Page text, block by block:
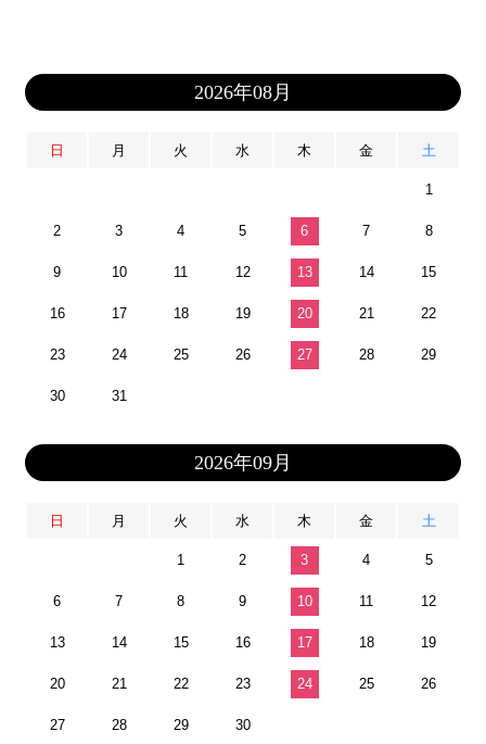
2026年08月
日 月 火 水 木 金 土
1
2 3 4 5 6 7 8
9 10 11 12 13 14 15
16 17 18 19 20 21 22
23 24 25 26 27 28 29
30 31
2026年09月
日 月 火 水 木 金 土
1 2 3 4 5
6 7 8 9 10 11 12
13 14 15 16 17 18 19
20 21 22 23 24 25 26
27 28 29 30